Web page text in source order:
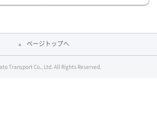
ページトップへ
Transport Co., Ltd. All Rights Reserved.